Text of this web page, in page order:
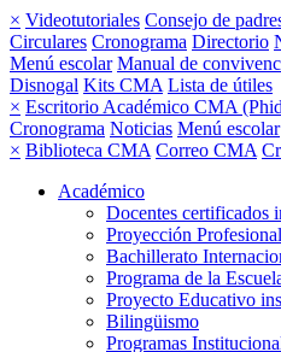
× Videotutoriales Consejo de
Circulares Cronograma Directorio
Menú escolar Manual de
Disnogal Kits CMA Lista de útiles
× Escritorio Académico CMA
Cronograma Noticias Menú escolar
× Biblioteca CMA Correo CMA
Académico
Docentes certificados
Proyección Profesional
Bachillerato
Programa de la
Proyecto Educativo
Bilingüismo
Programas